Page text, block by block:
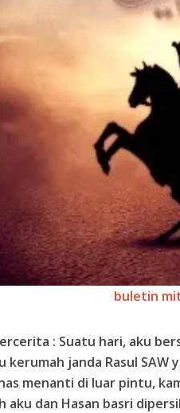
buletin
: Suatu hari, aku
kerumah janda Rasul SAW
menanti di luar pintu,
aku dan Hasan basri